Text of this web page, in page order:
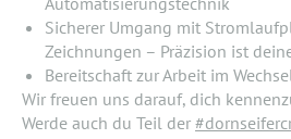
Sicherer Umgang mit
Zeichnungen – Präzision ist
Bereitschaft zur Arbeit im
Wir freuen uns darauf, dich
Werde auch du Teil der